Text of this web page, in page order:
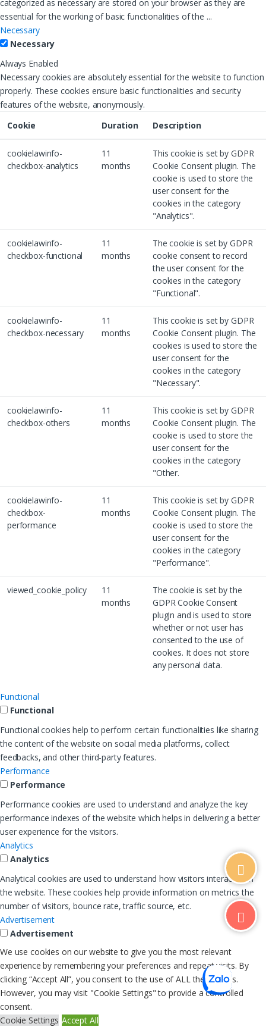
We use cookies on our website to give you the most relevant
experience by remembering your preferences and repeat visits. By
clicking “Accept All”, you consent to the use of ALL the cookies.
However, you may visit "Cookie Settings" to provide a controlled
consent.
Cookie Settings Accept All
categorized as necessary are stored on your browser as they are
essential for the working of basic functionalities of the ...
Necessary
Necessary
Always Enabled
Necessary cookies are absolutely essential for the website to function
properly. These cookies ensure basic functionalities and security
features of the website, anonymously.
Cookie
Duration Description
cookielawinfo-
checkbox-analytics
11
months
This cookie is set by GDPR
Cookie Consent plugin. The
cookie is used to store the
user consent for the
cookies in the category
"Analytics".
cookielawinfo-
checkbox-functional
11
months
The cookie is set by GDPR
cookie consent to record
the user consent for the
cookies in the category
"Functional".
cookielawinfo-
checkbox-necessary
11
months
This cookie is set by GDPR
Cookie Consent plugin. The
cookies is used to store the
user consent for the
cookies in the category
"Necessary".
cookielawinfo-
checkbox-others
11
months
This cookie is set by GDPR
Cookie Consent plugin. The
cookie is used to store the
user consent for the
cookies in the category
"Other.
cookielawinfo-
checkbox-
performance
11
months
This cookie is set by GDPR
Cookie Consent plugin. The
cookie is used to store the
user consent for the
cookies in the category
"Performance".
viewed_cookie_policy
11
months
The cookie is set by the
GDPR Cookie Consent
plugin and is used to store
whether or not user has
consented to the use of
cookies. It does not store
any personal data.
Functional
Functional
Functional cookies help to perform certain functionalities like sharing
the content of the website on social media platforms, collect
feedbacks, and other third-party features.
Performance
Performance
Performance cookies are used to understand and analyze the key
performance indexes of the website which helps in delivering a better
user experience for the visitors.
Analytics
Analytics
Analytical cookies are used to understand how visitors interact with
the website. These cookies help provide information on metrics the
number of visitors, bounce rate, traffic source, etc.
Advertisement
Advertisement
Advertisement cookies are used to provide visitors with relevant ads
and marketing campaigns. These cookies track visitors across
websites and collect information to provide customized ads.
Others
Others